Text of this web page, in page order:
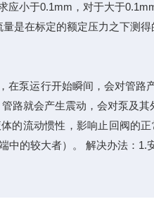
应小于0.1mm，对于大于
量是在标定的额定压力之下测
在泵运行开始瞬间，会对管
路就会产生震动，会对泵及
的流动惯性，影响止回阀的
中的较大者）。 解决办法：1.